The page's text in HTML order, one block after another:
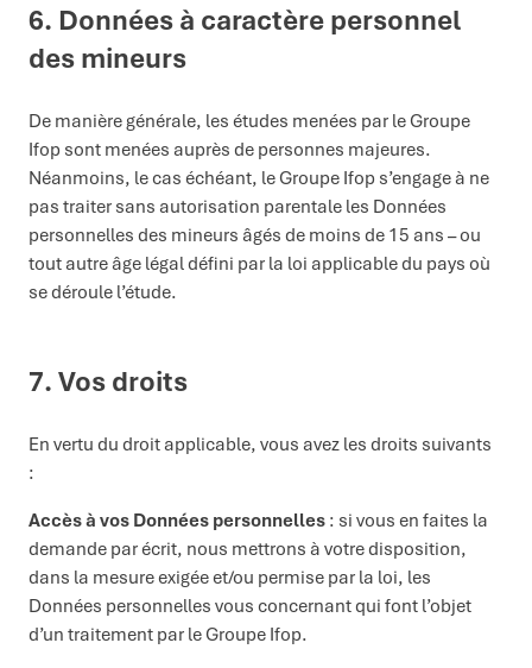
6. Données à caractère personnel
des mineurs
De manière générale, les études menées par le Groupe
Ifop sont menées auprès de personnes majeures.
Néanmoins, le cas échéant, le Groupe Ifop s’engage à ne
pas traiter sans autorisation parentale les Données
personnelles des mineurs âgés de moins de 15 ans – ou
tout autre âge légal défini par la loi applicable du pays où
se déroule l’étude.
7. Vos droits
En vertu du droit applicable, vous avez les droits suivants
:
Accès à vos Données personnelles : si vous en faites la
demande par écrit, nous mettrons à votre disposition,
dans la mesure exigée et/ou permise par la loi, les
Données personnelles vous concernant qui font l’objet
d’un traitement par le Groupe Ifop.